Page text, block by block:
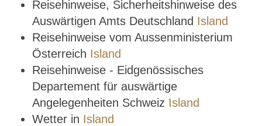
Reisehinweise, Sicherheitshinweise des
Auswärtigen Amts Deutschland Island
Reisehinweise vom Aussenministerium
Österreich Island
Reisehinweise - Eidgenössisches
Departement für auswärtige
Angelegenheiten Schweiz Island
Wetter in Island